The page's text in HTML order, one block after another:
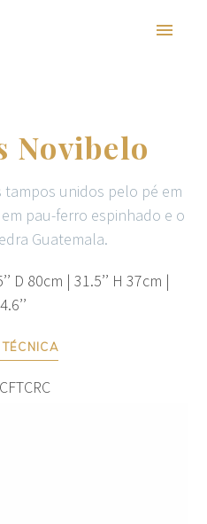
FR ES
Novibelo
tampos unidos pelo pé em
pau-ferro espinhado e o
Guatemala.
D 80cm | 31.5’’ H 37cm |